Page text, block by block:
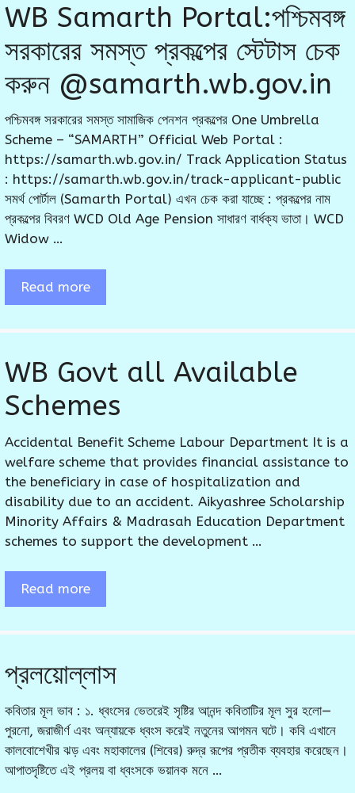
WB Samarth Portal:পশ্চিমবঙ্গ
সরকারের সমস্ত প্রকল্পের স্টেটাস চেক
করুন @samarth.wb.gov.in
পশ্চিমবঙ্গ সরকারের সমস্ত সামাজিক পেনশন প্রকল্পের One Umbrella
Scheme – “SAMARTH” Official Web Portal :
https://samarth.wb.gov.in/ Track Application Status
: https://samarth.wb.gov.in/track-applicant-public
সমর্থ পোর্টাল (Samarth Portal) এখন চেক করা যাচ্ছে : প্রকল্পের নাম
প্রকল্পের বিবরণ WCD Old Age Pension সাধারণ বার্ধক্য ভাতা। WCD
Widow …
Read more
WB Govt all Available
Schemes
Accidental Benefit Scheme Labour Department It is a
welfare scheme that provides financial assistance to
the beneficiary in case of hospitalization and
disability due to an accident. Aikyashree Scholarship
Minority Affairs & Madrasah Education Department
schemes to support the development …
Read more
প্রলয়োল্লাস
কবিতার মূল ভাব : ১. ধ্বংসের ভেতরেই সৃষ্টির আনন্দ কবিতাটির মূল সুর হলো—
পুরনো, জরাজীর্ণ এবং অন্যায়কে ধ্বংস করেই নতুনের আগমন ঘটে। কবি এখানে
কালবোশেখীর ঝড় এবং মহাকালের (শিবের) রুদ্র রূপের প্রতীক ব্যবহার করেছেন।
আপাতদৃষ্টিতে এই প্রলয় বা ধ্বংসকে ভয়ানক মনে …